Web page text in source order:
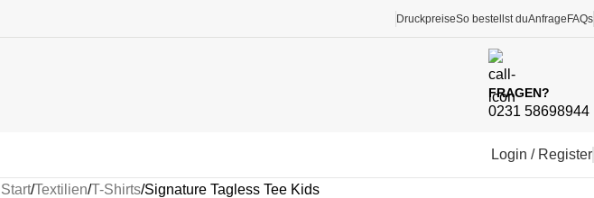
DruckpreiseSo bestellst duAnfrageFAQs
FRAGEN?
0231 58698944
Login / Register
Start Textilien T-Shirts Signature Tagless Tee Kids